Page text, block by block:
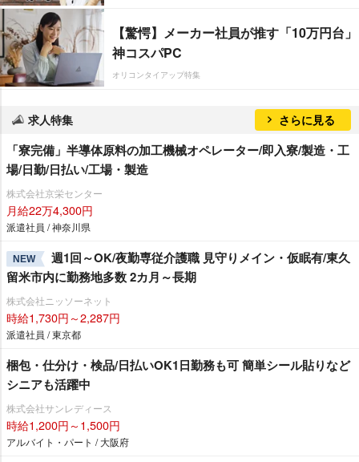
【驚愕】メーカー社員が推す「10万円台」
神コスパPC
オリコンタイアップ特集
求人特集 さらに見る
「寮完備」半導体原料の加工機械オペレーター/即入寮/製造・工
場/日勤/日払い/工場・製造
株式会社京栄センター
月給22万4,300円
派遣社員 / 神奈川県
NEW
週1回～OK/夜勤専従介護職 見守りメイン・仮眠有/東久
留米市内に勤務地多数 2カ月～長期
株式会社ニッソーネット
時給1,730円～2,287円
派遣社員 / 東京都
梱包・仕分け・検品/日払いOK1日勤務も可 簡単シール貼りなど
シニアも活躍中
株式会社サンレディース
時給1,200円～1,500円
アルバイト・パート / 大阪府